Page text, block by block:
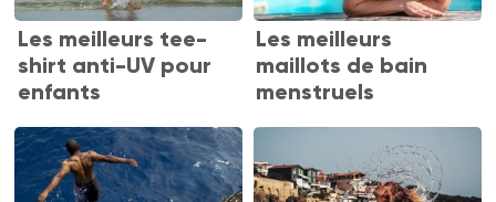
Les meilleurs tee-
shirt anti-UV pour
enfants
Les meilleurs
maillots de bain
menstruels